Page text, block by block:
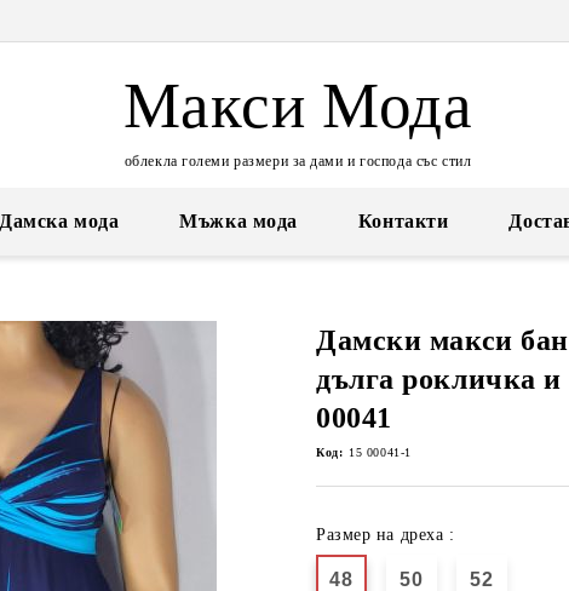
Макси Мода
облекла големи размери за дами и господа със стил
Дамска мода Мъжка мода Контакти
Дамски макси
дълга рокличка и
00041
Код: 15 00041-1
Размер на дреха :
48 50 52